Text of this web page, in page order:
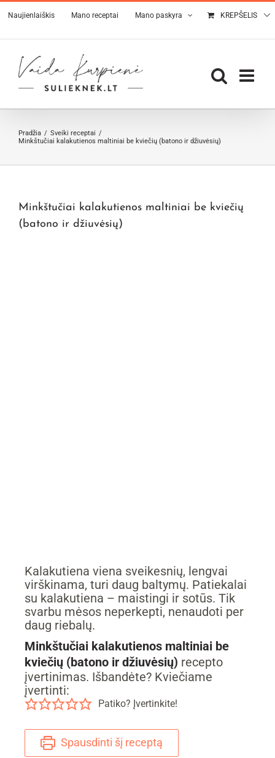
Skip
to
content
Naujienlaiškis Mano receptai Mano paskyra KREPŠELIS
Pradžia
Sveiki receptai
Minkštučiai kalakutienos maltiniai be kviečių (batono ir džiuvėsių)
Minkštučiai kalakutienos maltiniai be kviečių
(batono ir džiuvėsių)
Kalakutiena viena sveikesnių, lengvai
virškinama, turi daug baltymų. Patiekalai
su kalakutiena – maistingi ir sotūs. Tik
svarbu mėsos neperkepti, nenaudoti per
daug riebalų.
Minkštučiai kalakutienos maltiniai be
kviečių (batono ir džiuvėsių) recepto
įvertinimas. Išbandėte? Kviečiame
įvertinti:
Patiko? Įvertinkite!
Spausdinti šį receptą